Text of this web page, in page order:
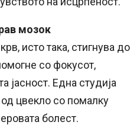
мозок
исто така, стигнува до
со фокусот,
јасност. Една студија
цвекло со помалку
болест.